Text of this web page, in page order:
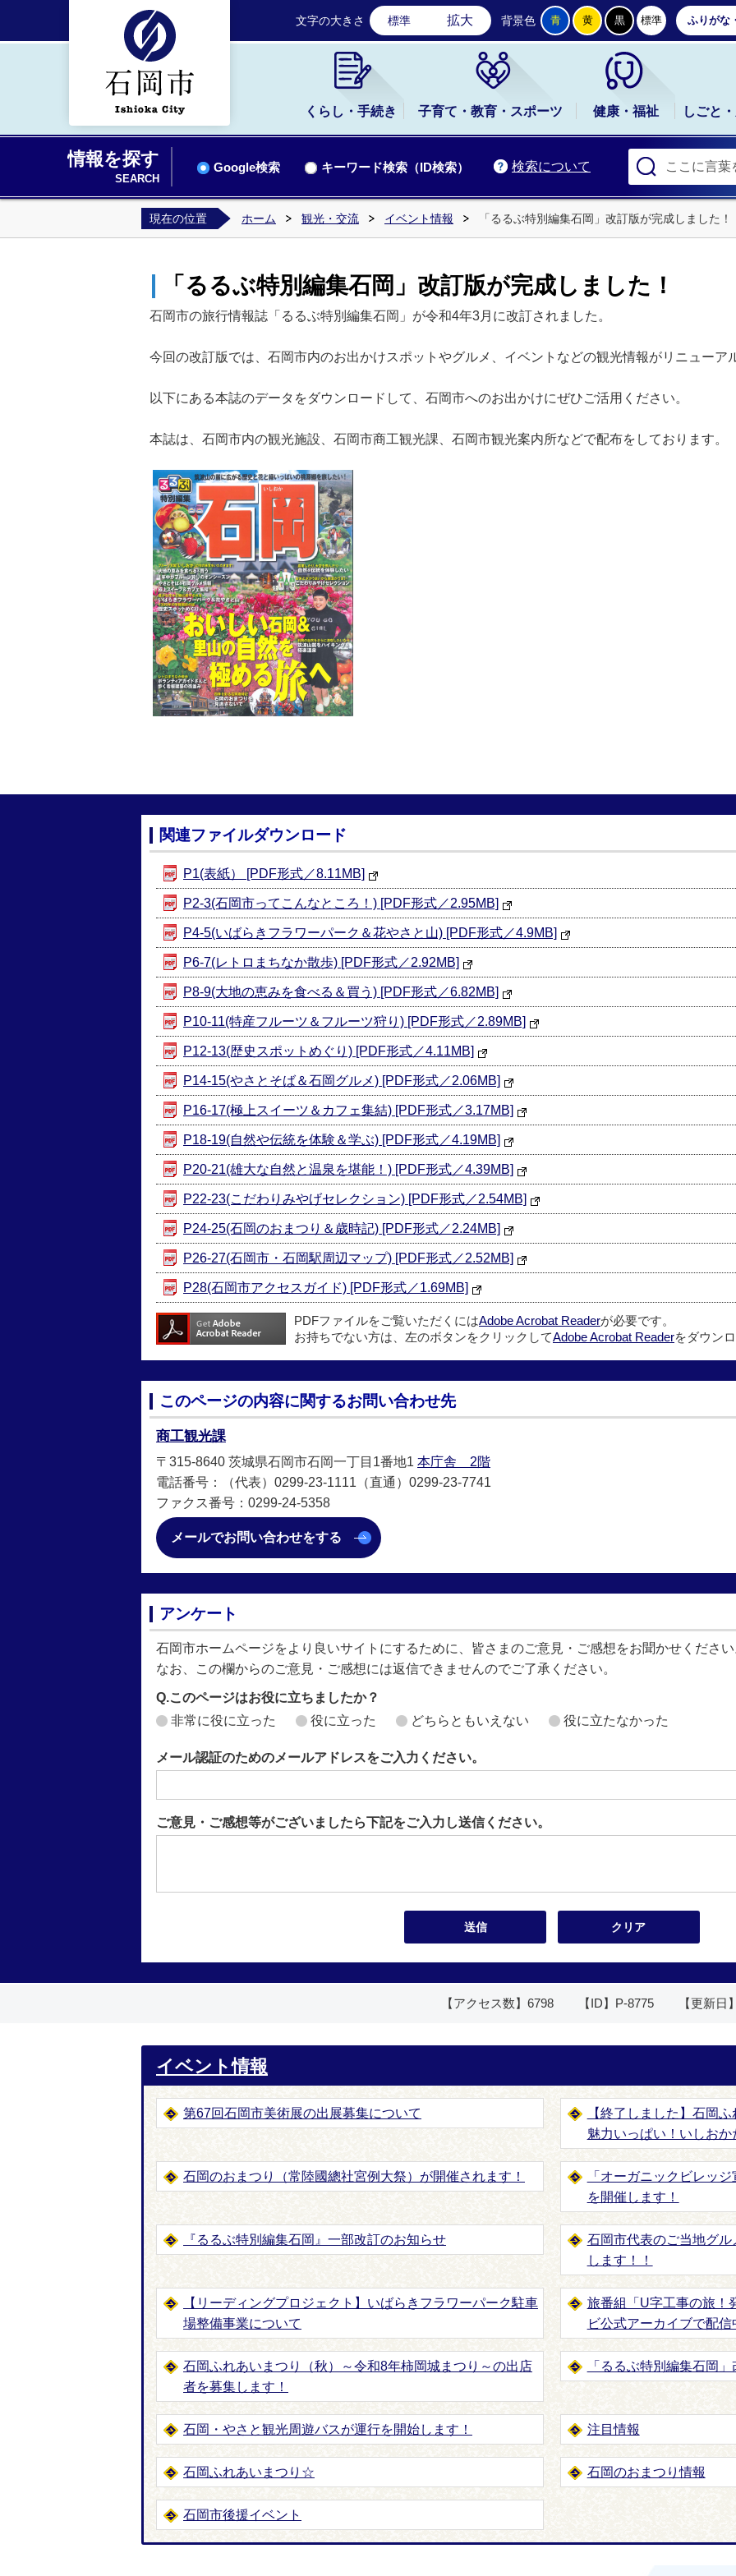
石岡市公式ホームページ
文字の大きさ 標準 拡大 背景色 青 黄 黒 標準 ふりがな
くらし・手続き 子育て・教育・スポーツ 健康・福祉 しごと
情報を探す
SEARCH
検索について
Google検索 キーワード検索（ID検索）
現在の位置 ホーム 観光・交流 イベント情報 「るるぶ特別編集石岡」改訂版が完成しました！
「るるぶ特別編集石岡」改訂版が完成しました！
石岡市の旅行情報誌「るるぶ特別編集石岡」が令和4年3月に改訂されました。
今回の改訂版では、石岡市内のお出かけスポットやグルメ、イベントなどの観光情報がリニューア
以下にある本誌のデータをダウンロードして、石岡市へのお出かけにぜひご活用ください。
本誌は、石岡市内の観光施設、石岡市商工観光課、石岡市観光案内所などで配布をしております。
関連ファイルダウンロード
P1(表紙） [PDF形式／8.11MB]
P2-3(石岡市ってこんなところ！) [PDF形式／2.95MB]
P4-5(いばらきフラワーパーク＆花やさと山) [PDF形式／4.9MB]
P6-7(レトロまちなか散歩) [PDF形式／2.92MB]
P8-9(大地の恵みを食べる＆買う) [PDF形式／6.82MB]
P10-11(特産フルーツ＆フルーツ狩り) [PDF形式／2.89MB]
P12-13(歴史スポットめぐり) [PDF形式／4.11MB]
P14-15(やさとそば＆石岡グルメ) [PDF形式／2.06MB]
P16-17(極上スイーツ＆カフェ集結) [PDF形式／3.17MB]
P18-19(自然や伝統を体験＆学ぶ) [PDF形式／4.19MB]
P20-21(雄大な自然と温泉を堪能！) [PDF形式／4.39MB]
P22-23(こだわりみやげセレクション) [PDF形式／2.54MB]
P24-25(石岡のおまつり＆歳時記) [PDF形式／2.24MB]
P26-27(石岡市・石岡駅周辺マップ) [PDF形式／2.52MB]
P28(石岡市アクセスガイド) [PDF形式／1.69MB]
PDFファイルをご覧いただくにはAdobe Acrobat Readerが必要です。
お持ちでない方は、左のボタンをクリックしてAdobe Acrobat Readerをダウン
このページの内容に関するお問い合わせ先
商工観光課
〒315-8640 茨城県石岡市石岡一丁目1番地1 本庁舎 2階
電話番号：（代表）0299-23-1111（直通）0299-23-7741
ファクス番号：0299-24-5358
メールでお問い合わせをする
アンケート
石岡市ホームページをより良いサイトにするために、皆さまのご意見・ご感想をお聞かせくださ
なお、この欄からのご意見・ご感想には返信できませんのでご了承ください。
Q.このページはお役に立ちましたか？
非常に役に立った
役に立った どちらともいえない 役に立たなかった
メール認証のためのメールアドレスをご入力ください。
ご意見・ご感想等がございましたら下記をご入力し送信ください。
【アクセス数】 6798 【ID】 P-8775 【更新日
イベント情報
第67回石岡市美術展の出展募集について
【終了しました】石岡
魅力いっぱい！いしお
石岡のおまつり（常陸國總社宮例大祭）が開催されます！
「オーガニックビレッ
を開催します！
『るるぶ特別編集石岡』一部改訂のお知らせ
石岡市代表のご当地グ
します！！
【リーディングプロジェクト】いばらきフラワーパーク駐車
場整備事業について
旅番組「U字工事の旅！
ビ公式アーカイブで配信
石岡ふれあいまつり（秋）～令和8年柿岡城まつり～の出店
者を募集します！
「るるぶ特別編集石岡
石岡・やさと観光周遊バスが運行を開始します！ 注目情報
石岡ふれあいまつり☆ 石岡のおまつり情報
石岡市後援イベント